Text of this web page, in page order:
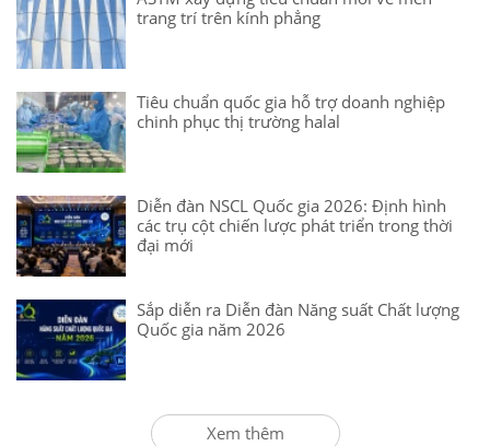
trang trí trên kính phẳng
Tiêu chuẩn quốc gia hỗ trợ doanh nghiệp
chinh phục thị trường halal
Diễn đàn NSCL Quốc gia 2026: Định hình
các trụ cột chiến lược phát triển trong thời
đại mới
Sắp diễn ra Diễn đàn Năng suất Chất lượng
Quốc gia năm 2026
Xem thêm